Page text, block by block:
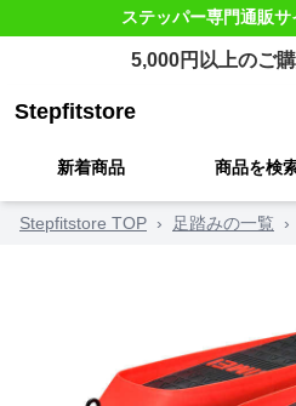
ステッパー専門通販サ
5,000円以上のご
Stepfitstore
新着商品 商品を検
Stepfitstore TOP › 足踏みの一覧 ›